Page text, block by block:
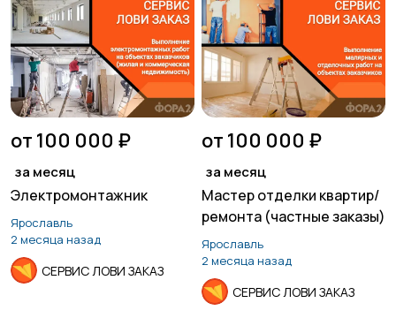
от 100 000 ₽
за месяц
Электромонтажник
Ярославль
2 месяца назад
СЕРВИС ЛОВИ ЗАКАЗ
от 100 000 ₽
за месяц
Мастер отделки квартир/
ремонта (частные заказы)
Ярославль
2 месяца назад
СЕРВИС ЛОВИ ЗАКАЗ